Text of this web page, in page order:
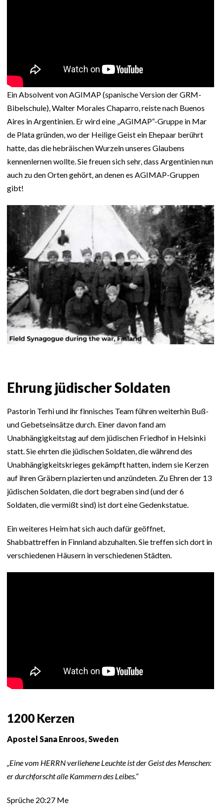
Ein Absolvent von AGIMAP (spanische Version der GRM-
Bibelschule), Walter Morales Chaparro, reiste nach Buenos
Aires in Argentinien. Er wird eine „AGIMAP“-Gruppe in Mar
de Plata gründen, wo der Heilige Geist ein Ehepaar berührt
hatte, das die hebräischen Wurzeln unseres Glaubens
kennenlernen wollte. Sie freuen sich sehr, dass Argentinien nun
auch zu den Orten gehört, an denen es AGIMAP-Gruppen
gibt!
Ehrung jüdischer Soldaten
Pastorin Terhi und ihr finnisches Team führen weiterhin Buß-
und Gebetseinsätze durch. Einer davon fand am
Unabhängigkeitstag auf dem jüdischen Friedhof in Helsinki
statt. Sie ehrten die jüdischen Soldaten, die während des
Unabhängigkeitskrieges gekämpft hatten, indem sie Kerzen
auf ihren Gräbern plazierten und anzündeten. Zu Ehren der 13
jüdischen Soldaten, die dort begraben sind (und der 6
Soldaten, die vermißt sind) ist dort eine Gedenkstatue.
Ein weiteres Heim hat sich auch dafür geöffnet,
Shabbattreffen in Finnland abzuhalten. Sie treffen sich dort in
verschiedenen Häusern in verschiedenen Städten.
1200 Kerzen
Apostel Sana Enroos, Sweden
„Eine vom HERRN verliehene Leuchte ist der Geist des Menschen:
er durchforscht alle Kammern des Leibes.“
Sprüche 20:27 Me